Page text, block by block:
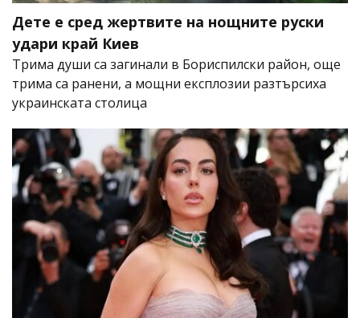
Дете е сред жертвите на нощните руски
удари край Киев
Трима души са загинали в Бориспилски район, още
трима са ранени, а мощни експлозии разтърсиха
украинската столица